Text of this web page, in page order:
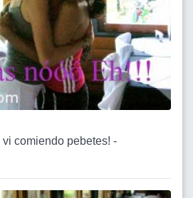
comiendo pebetes! -